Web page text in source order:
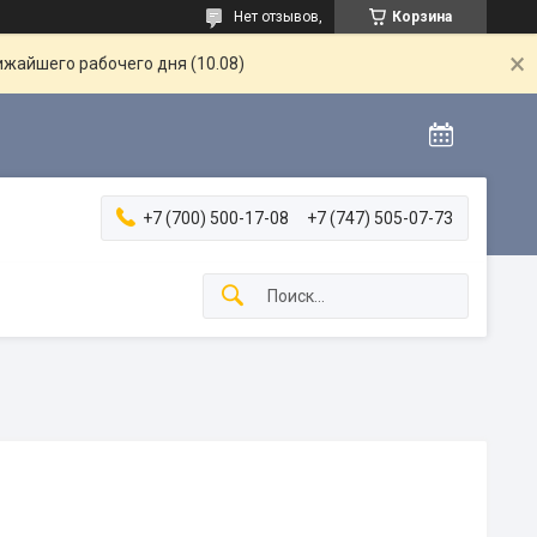
Корзина
Нет отзывов,
рабочего дня (10.08)
+7 (700) 500-17-08 +7 (747) 505-07-73